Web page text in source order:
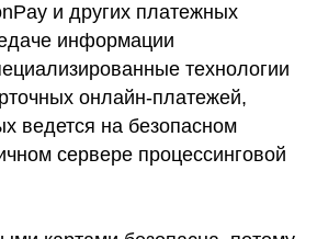
и других платежных
информации
технологии
онлайн-платежей,
ведется на безопасном
сервере процессинговой